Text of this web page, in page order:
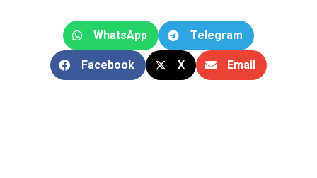
WhatsApp Telegram
Facebook X Email